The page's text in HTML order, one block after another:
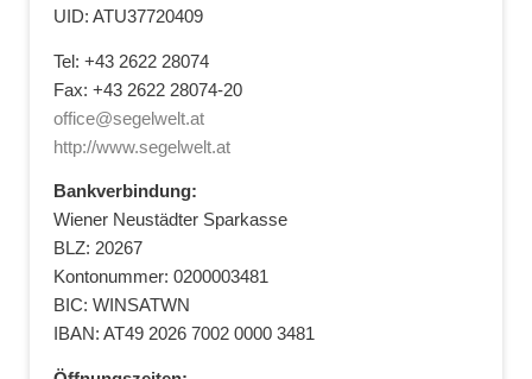
UID: ATU37720409
Tel: +43 2622 28074
Fax: +43 2622 28074-20
office@segelwelt.at
http://www.segelwelt.at
Bankverbindung:
Wiener Neustädter Sparkasse
BLZ: 20267
Kontonummer: 0200003481
BIC: WINSATWN
IBAN: AT49 2026 7002 0000 3481